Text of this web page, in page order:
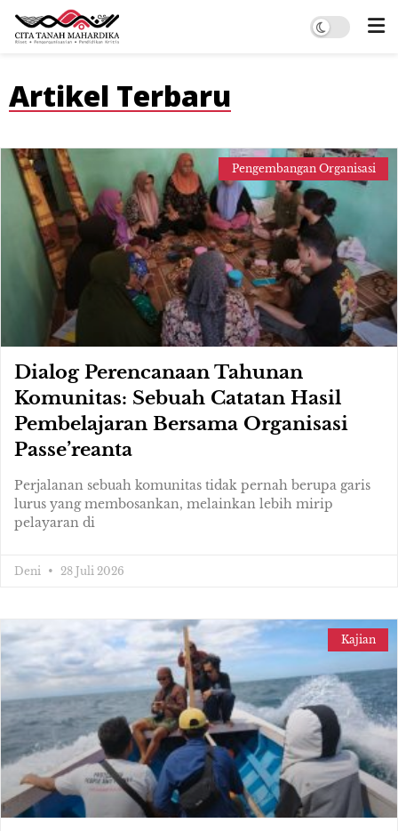
Artikel Terbaru
Pengembangan Organisasi
Dialog Perencanaan Tahunan
Komunitas: Sebuah Catatan Hasil
Pembelajaran Bersama Organisasi
Passe’reanta
Perjalanan sebuah komunitas tidak pernah berupa garis
lurus yang membosankan, melainkan lebih mirip
pelayaran di
Deni 28 Juli 2026
Kajian